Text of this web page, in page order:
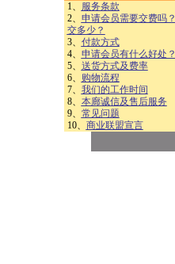
1、
服务条款
2、 申请会员需要交费吗？
交多少？
3、 付款方式
4、 申请会员有什么好处？
5、 送货方式及费率
6、
购物流程
7、 我们的工作时间
8、 本廊诚信及售后服务
9、 常见问题
10、 商业联盟宣言